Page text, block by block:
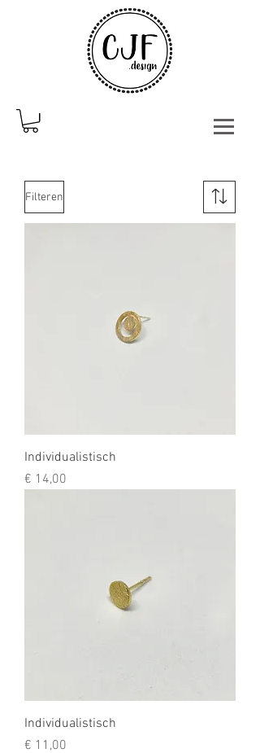
Filteren
Individualistisch
Prijs
€ 14,00
Individualistisch
Prijs
€ 11,00